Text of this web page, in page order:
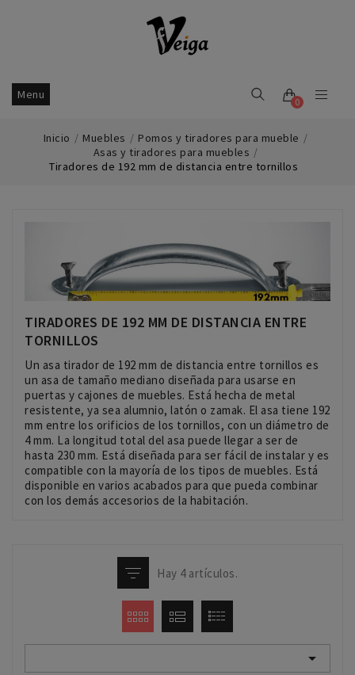
Menu
0
Inicio Muebles
Pomos y tiradores para mueble
Asas y tiradores para muebles
Tiradores de 192 mm de distancia entre tornillos
TIRADORES DE 192 MM DE DISTANCIA ENTRE
TORNILLOS
Un asa tirador de 192 mm de distancia entre tornillos es
un asa de tamaño mediano diseñada para usarse en
puertas y cajones de muebles. Está hecha de metal
resistente, ya sea alumnio, latón o zamak. El asa tiene 192
mm entre los orificios de los tornillos, con un diámetro de
4mm. La longitud total del asa puede llegar a ser de
hasta 230 mm. Está diseñada para ser fácil de instalar y es
compatible con la mayoría de los tipos de muebles. Está
disponible en varios acabados para que pueda combinar
con los demás accesorios de la habitación.
Hay 4 artículos.
